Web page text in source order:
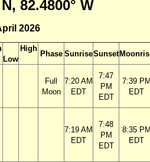
82.4800° W
2026
Low
High
Phase SunriseSunset
Full
Moon
7:20 AM
EDT
7:47
PM
EDT
7:39
EDT
7:19 AM
EDT
7:48
PM
EDT
8:35
EDT